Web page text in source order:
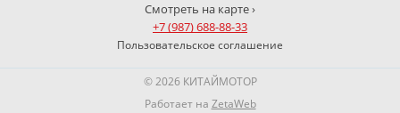
Смотреть на карте ›
+7 (987) 688-88-33
Пользовательское соглашение
© 2026 КИТАЙМОТОР
Работает на ZetaWeb